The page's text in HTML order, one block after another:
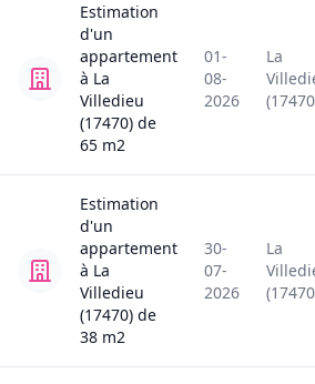
Estimation
d'un
appartement
à La
Villedieu
(17470) de
65 m2
01-
08-
2026
La
Estimation
d'un
appartement
à La
Villedieu
(17470) de
38 m2
30-
07-
2026
La